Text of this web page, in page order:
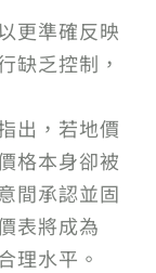
更準確反映
缺乏控制，
出，若地價
格本身卻被
間承認並固
表將成為
理水平。